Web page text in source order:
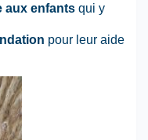
aux enfants qui y
pour leur aide